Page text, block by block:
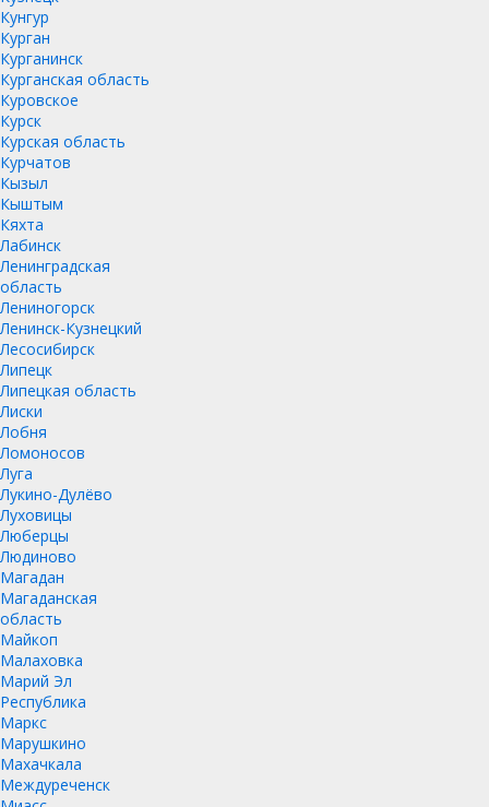
Кунгур
Курган
Курганинск
Курганская область
Куровское
Курск
Курская область
Курчатов
Кызыл
Кыштым
Кяхта
Лабинск
Ленинградская
область
Лениногорск
Ленинск-Кузнецкий
Лесосибирск
Липецк
Липецкая область
Лиски
Лобня
Ломоносов
Луга
Лукино-Дулёво
Луховицы
Люберцы
Людиново
Магадан
Магаданская
область
Майкоп
Малаховка
Марий Эл
Республика
Маркс
Марушкино
Махачкала
Междуреченск